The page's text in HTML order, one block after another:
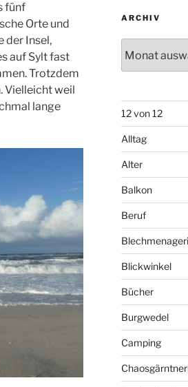
fünf
Orte und
der Insel,
auf Sylt fast
Trotzdem
Vielleicht weil
lange
ARCHIV
12 von 12
Alltag
Alter
Balkon
Beruf
Blickwinkel
Bücher
Burgwedel
Camping